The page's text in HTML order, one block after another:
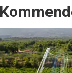
Events